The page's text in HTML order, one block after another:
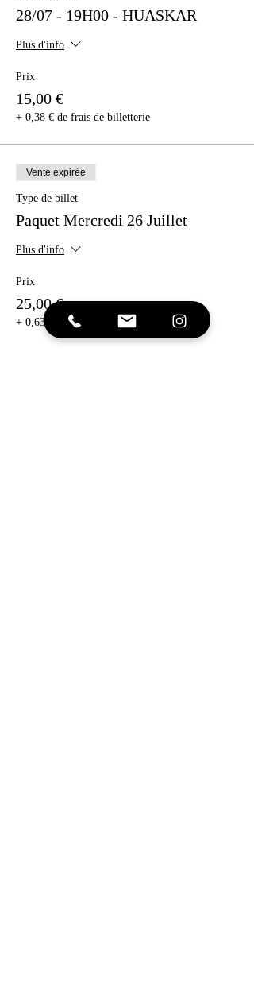
28/07 - 19H00 - HUASKAR
Plus d'info
Prix
15,00 €
+ 0,38 € de frais de billetterie
Vente expirée
Type de billet
Paquet Mercredi 26 Juillet
Plus d'info
Prix
25,00 €
+ 0,63 € de frais de billetterie